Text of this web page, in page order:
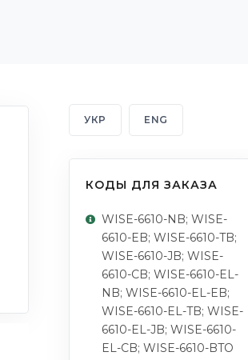
УКР ENG
КОДЫ ДЛЯ ЗАКАЗА
WISE-6610-NB; WISE-
6610-EB; WISE-6610-TB;
WISE-6610-JB; WISE-
6610-CB; WISE-6610-EL-
NB; WISE-6610-EL-EB;
WISE-6610-EL-TB; WISE-
6610-EL-JB; WISE-6610-
EL-CB; WISE-6610-BTO